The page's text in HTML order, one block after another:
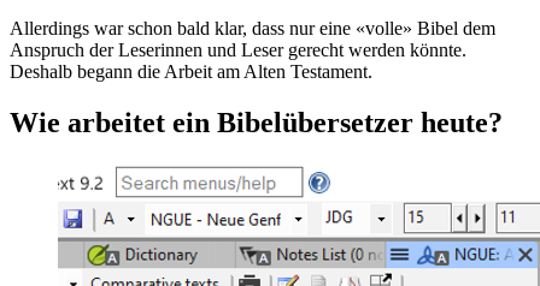
Allerdings war schon bald klar, dass nur eine «volle» Bibel dem
Anspruch der Leserinnen und Leser gerecht werden könnte.
Deshalb begann die Arbeit am Alten Testament.
Wie arbeitet ein Bibelübersetzer heute?